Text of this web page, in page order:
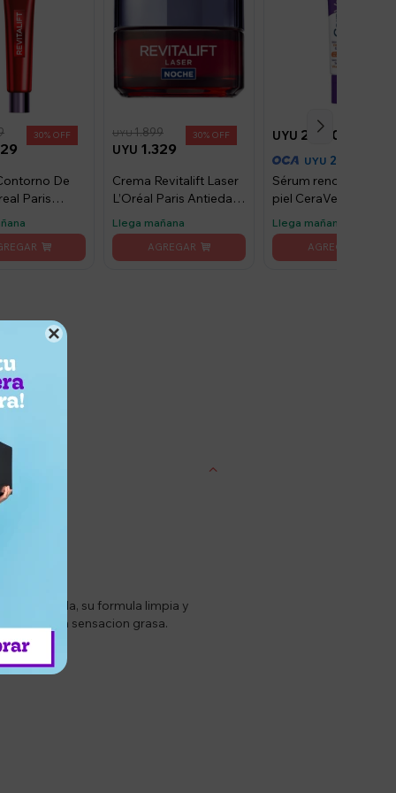

30
De
Paris
UYU 1.329
UYU1.899 30
Crema Revitalift Laser
L’Oréal Paris Antiedad
Llega mañana
UYU 2.200
UYU 2.090
Sérum renovador de
piel CeraVe con
Llega mañana
su formula limpia y
y sin sensacion grasa.